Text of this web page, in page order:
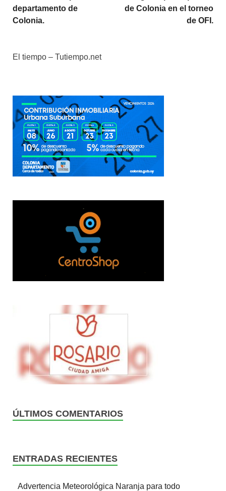
departamento de
Colonia.
de Colonia en el torneo
de OFI.
El tiempo – Tutiempo.net
ÚLTIMOS COMENTARIOS
ENTRADAS RECIENTES
Advertencia Meteorológica Naranja para todo